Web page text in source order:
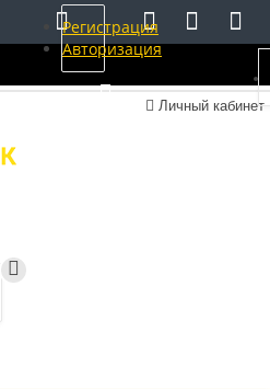
Личный кабинет
Регистрация
Авторизация